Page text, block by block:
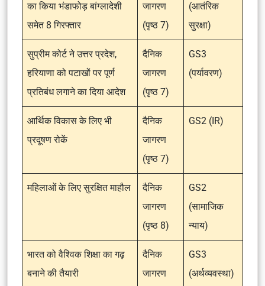
का किया भंडाफोड़ बांग्लादेशी
समेत 8 गिरफ्तार
जागरण
(पृष्ठ 7)
(आतंरिक
सुरक्षा)
सुप्रीम कोर्ट ने उत्तर प्रदेश,
हरियाणा को पटाखों पर पूर्ण
प्रतिबंध लगाने का दिया आदेश
दैनिक
जागरण
(पृष्ठ 7)
GS3
(पर्यावरण)
आर्थिक विकास के लिए भी
प्रदूषण रोकें
दैनिक
जागरण
(पृष्ठ 7)
GS2 (IR)
महिलाओं के लिए सुरक्षित माहौल
दैनिक
जागरण
(पृष्ठ 8)
GS2
(सामाजिक
न्याय)
भारत को वैश्विक शिक्षा का गढ़
बनाने की तैयारी
दैनिक
जागरण
GS3
(अर्थव्यवस्था)